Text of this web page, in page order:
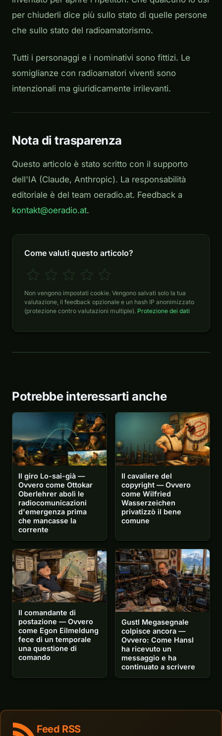
per chiuderli dice più sullo stato di quelle persone
che sullo stato del radioamatorismo.
Tutti i personaggi e i nominativi sono fittizi. Le
somiglianze con radioamatori viventi sono
intenzionali ma giuridicamente irrilevanti.
Nota di trasparenza
Questo articolo è stato scritto con il supporto
dell'IA (Claude, Anthropic). La responsabilità
editoriale è del team oeradio.at. Feedback a
kontakt@oeradio.at.
Come valuti questo articolo?
Non vengono impostati cookie. Vengono salvati solo la tua
valutazione, il feedback opzionale e un hash IP anonimizzato
(protezione contro valutazioni multiple). Protezione dei dati
Potrebbe interessarti anche
Il giro Lo-sai-già —
Ovvero come Ottokar
Oberlehrer abolì le
radiocomunicazioni
d'emergenza prima
che mancasse la
corrente
Il cavaliere del
copyright — Ovvero
come Wilfried
Wasserzeichen
privatizzò il bene
comune
Il comandante di
postazione — Ovvero
come Egon Eilmeldung
fece di un temporale
una questione di
comando
Gustl Megasegnale
colpisce ancora —
Ovvero: Come Hansl
ha ricevuto un
messaggio e ha
continuato a scrivere
Feed RSS